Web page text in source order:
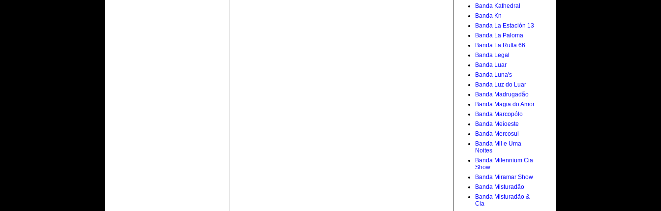
Banda Kathedral
Banda Kn
Banda La Estación 13
Banda La Paloma
Banda La Rutta 66
Banda Legal
Banda Luar
Banda Luna's
Banda Luz do Luar
Banda Madrugadão
Banda Magia do Amor
Banda Marcopólo
Banda Meioeste
Banda Mercosul
Banda Mil e Uma
Noites
Banda Milennium Cia
Show
Banda Miramar Show
Banda Misturadão
Banda Misturadão &
Cia